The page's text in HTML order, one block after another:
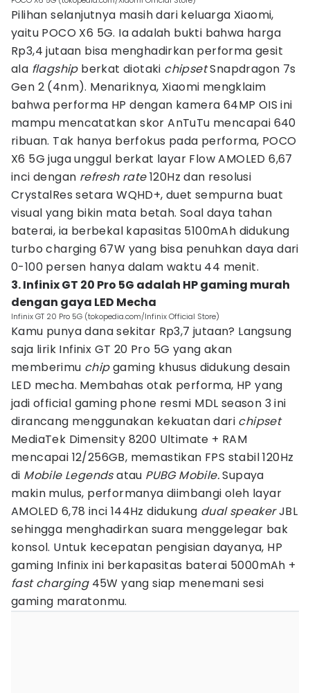
Pilihan selanjutnya masih dari keluarga Xiaomi,
yaitu POCO X6 5G. Ia adalah bukti bahwa harga
Rp3,4 jutaan bisa menghadirkan performa gesit
ala flagshipberkat diotaki chipsetSnapdragon 7s
Gen 2 (4nm). Menariknya, Xiaomi mengklaim
bahwa performa HP dengan kamera 64MP OIS ini
mampu mencatatkan skor AnTuTu mencapai 640
ribuan. Tak hanya berfokus pada performa, POCO
X6 5G juga unggul berkat layar Flow AMOLED 6,67
inci dengan refresh rate120Hz dan resolusi
CrystalRes setara WQHD+, duet sempurna buat
visual yang bikin mata betah. Soal daya tahan
baterai, ia berbekal kapasitas 5100mAh didukung
turbo charging 67W yang bisa penuhkan daya dari
0-100 persen hanya dalam waktu 44 menit.
3. Infinix GT 20 Pro 5G adalah HP gaming murah
dengan gaya LED Mecha
Infinix GT 20 Pro 5G (tokopedia.com/Infinix Official Store)
Kamu punya dana sekitar Rp3,7 jutaan? Langsung
saja lirik Infinix GT 20 Pro 5G yang akan
memberimu chipgaming khusus didukung desain
LED mecha. Membahas otak performa, HP yang
jadi official gaming phone resmi MDL season 3 ini
dirancang menggunakan kekuatan dari chipset
MediaTek Dimensity 8200 Ultimate + RAM
mencapai 12/256GB, memastikan FPS stabil 120Hz
di Mobile Legendsatau PUBG Mobile.Supaya
makin mulus, performanya diimbangi oleh layar
AMOLED 6,78 inci 144Hz didukung dual speakerJBL
sehingga menghadirkan suara menggelegar bak
konsol. Untuk kecepatan pengisian dayanya, HP
gaming Infinix ini berkapasitas baterai 5000mAh +
fast charging45W yang siap menemani sesi
gaming maratonmu.